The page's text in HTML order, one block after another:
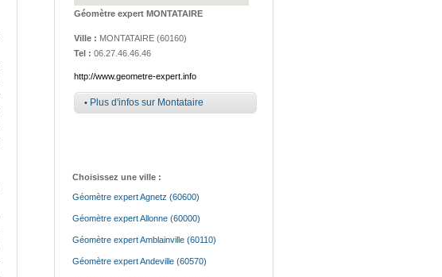
Géomètre expert MONTATAIRE
Ville : MONTATAIRE (60160)
Tel : 06.27.46.46.46
http://www.geometre-expert.info
• Plus d'infos sur Montataire
Choisissez une ville :
Géomètre expert Agnetz (60600)
Géomètre expert Allonne (60000)
Géomètre expert Amblainville (60110)
Géomètre expert Andeville (60570)